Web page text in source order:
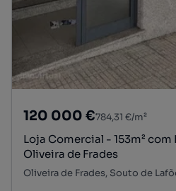
120 000 €784,31 €/m²
Loja Comercial - 153m²
Oliveira de Frades